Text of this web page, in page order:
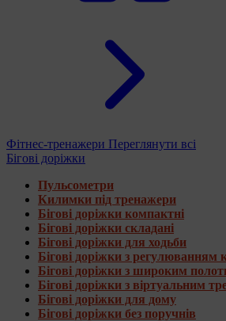
Фітнес-тренажери Переглянути всі
Бігові доріжки
Пульсометри
Килимки під тренажери
Бігові доріжки компактні
Бігові доріжки складані
Бігові доріжки для ходьби
Бігові доріжки з регулюванням
Бігові доріжки з широким
Бігові доріжки з віртуальним
Бігові доріжки для дому
Бігові доріжки без поручнів